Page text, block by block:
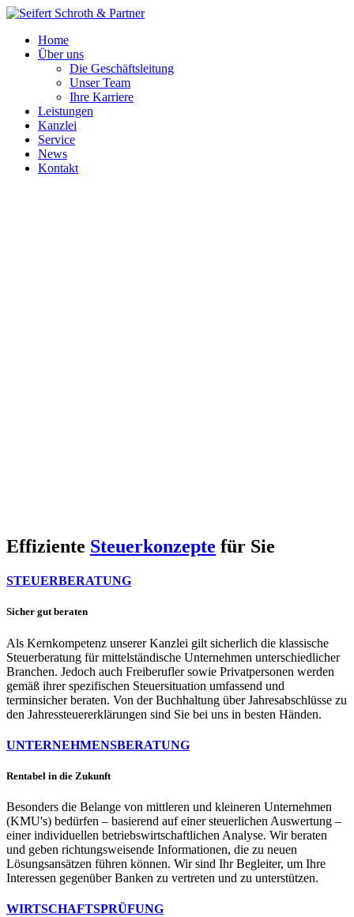
Home
Über uns
Die Geschäftsleitung
Unser Team
Ihre Karriere
Leistungen
Kanzlei
Service
News
Kontakt
Effiziente Steuerkonzepte für Sie
STEUERBERATUNG
Sicher gut beraten
Als Kernkompetenz unserer Kanzlei gilt sicherlich die klassische
Steuerberatung für mittelständische Unternehmen unterschiedlicher
Branchen. Jedoch auch Freiberufler sowie Privatpersonen werden
gemäß ihrer spezifischen Steuersituation umfassend und
terminsicher beraten. Von der Buchhaltung über Jahresabschlüsse zu
den Jahressteuererklärungen sind Sie bei uns in besten Händen.
UNTERNEHMENSBERATUNG
Rentabel in die Zukunft
Besonders die Belange von mittleren und kleineren Unternehmen
(KMU's) bedürfen – basierend auf einer steuerlichen Auswertung –
einer individuellen betriebswirtschaftlichen Analyse. Wir beraten
und geben richtungsweisende Informationen, die zu neuen
Lösungsansätzen führen können. Wir sind Ihr Begleiter, um Ihre
Interessen gegenüber Banken zu vertreten und zu unterstützen.
WIRTSCHAFTSPRÜFUNG